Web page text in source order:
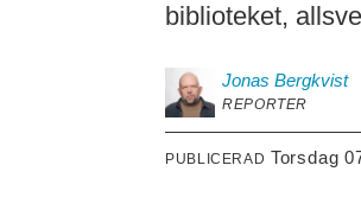
biblioteket,
Jonas Bergkvist
REPORTER
PUBLICERAD torsdag